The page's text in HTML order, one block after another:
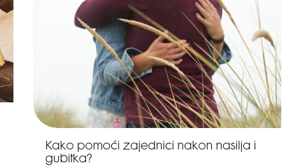
Kako pomoći zajednici nakon nasilja i
gubitka?